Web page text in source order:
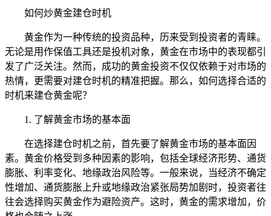
如何炒黄金建仓时机
黄金作为一种传统的投资品种，历来受到投资者的青睐。
无论是用作保值工具还是投机对象，黄金在市场中的表现都引
发了广泛关注。然而，成功的黄金投资不仅仅依赖于对市场的
热情，更需要对建仓时机的精准把握。那么，如何选择合适的
时机来建仓黄金呢？
1. 了解黄金市场的基本面
在选择建仓时机之前，首先要了解黄金市场的基本面因
素。黄金价格受到多种因素的影响，包括全球经济形势、通货
膨胀、利率变化、地缘政治风险等。一般来说，当经济不确定
性增加、通货膨胀上升或地缘政治紧张局势加剧时，投资者往
往会选择购买黄金作为避险资产。这时，黄金的需求增加，价